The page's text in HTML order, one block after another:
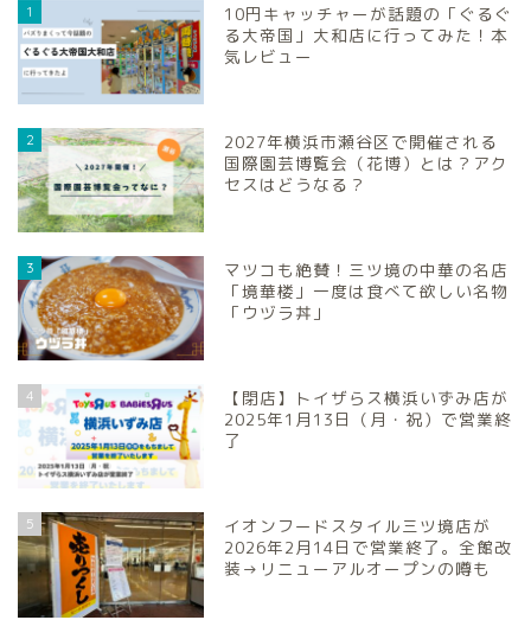
1
10円キャッチャーが話題の「ぐるぐ
る大帝国」大和店に行ってみた！本
気レビュー
2
2027年横浜市瀬谷区で開催される
国際園芸博覧会（花博）とは？アク
セスはどうなる？
3
マツコも絶賛！三ツ境の中華の名店
「境華楼」一度は食べて欲しい名物
「ウヅラ丼」
4
【閉店】トイザらス横浜いずみ店が
2025年1月13日（月・祝）で営業終
了
5
イオンフードスタイル三ツ境店が
2026年2月14日で営業終了。全館改
装→リニューアルオープンの噂も